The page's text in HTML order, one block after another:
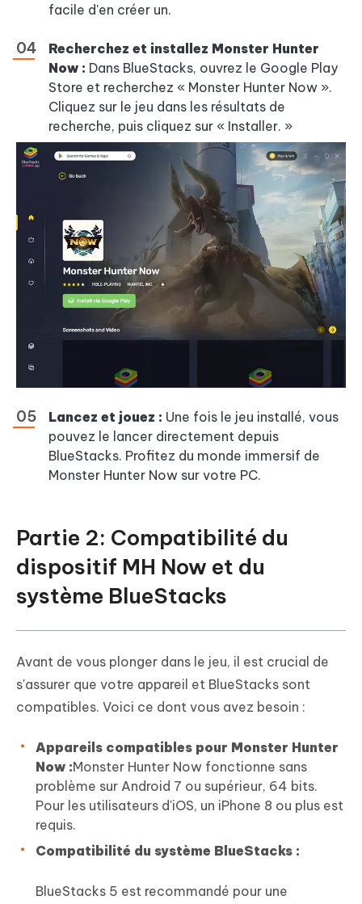
facile d'en créer un.
Recherchez et installez Monster Hunter
Now : Dans BlueStacks, ouvrez le Google Play
Store et recherchez « Monster Hunter Now ».
Cliquez sur le jeu dans les résultats de
recherche, puis cliquez sur « Installer. »
Lancez et jouez : Une fois le jeu installé, vous
pouvez le lancer directement depuis
BlueStacks. Profitez du monde immersif de
Monster Hunter Now sur votre PC.
Partie 2: Compatibilité du
dispositif MH Now et du
système BlueStacks
Avant de vous plonger dans le jeu, il est crucial de
s'assurer que votre appareil et BlueStacks sont
compatibles. Voici ce dont vous avez besoin :
Appareils compatibles pour Monster Hunter
Now :Monster Hunter Now fonctionne sans
problème sur Android 7 ou supérieur, 64 bits.
Pour les utilisateurs d'iOS, un iPhone 8 ou plus est
requis.
Compatibilité du système BlueStacks :
BlueStacks 5 est recommandé pour une